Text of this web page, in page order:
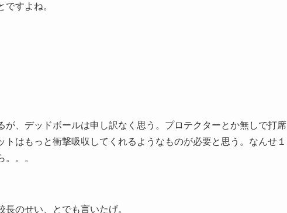
すよね。
が、デッドボールは申し訳なく思う。プロテクターとか無しで打席
はもっと衝撃吸収してくれるようなものが必要と思う。なんせ１
。。
のせい、とでも言いたげ。